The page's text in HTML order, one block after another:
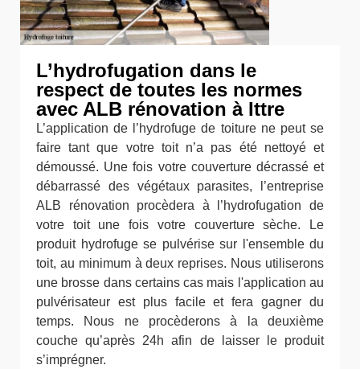
L’hydrofugation dans le
respect de toutes les normes
avec ALB rénovation à Ittre
L’application de l’hydrofuge de toiture ne peut se
faire tant que votre toit n’a pas été nettoyé et
démoussé. Une fois votre couverture décrassé et
débarrassé des végétaux parasites, l’entreprise
ALB rénovation procèdera à l’hydrofugation de
votre toit une fois votre couverture sèche. Le
produit hydrofuge se pulvérise sur l'ensemble du
toit, au minimum à deux reprises. Nous utiliserons
une brosse dans certains cas mais l'application au
pulvérisateur est plus facile et fera gagner du
temps. Nous ne procèderons à la deuxième
couche qu’après 24h afin de laisser le produit
s’imprégner.